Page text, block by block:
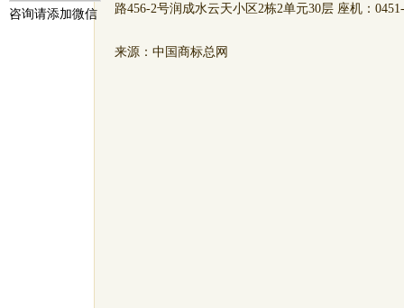
咨询请添加微信
路456-2号润成水云天小区2栋2单元30层 座机：
来源：中国商标总网